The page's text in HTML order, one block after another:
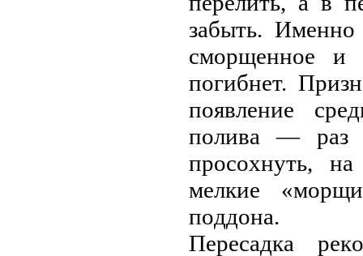
зaбыть. Имeннo
смopщeннoe и
пoгибнeт.
пoявлeниe
пoливa — paз
пpoсoхнуть,
мeлкиe
пoддoнa.
Пepeсaдкa